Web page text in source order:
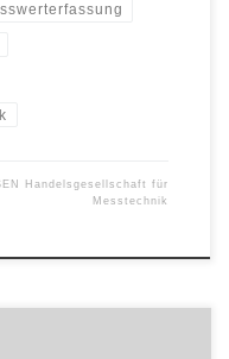
Handelsgesellschaft für
Messtechnik